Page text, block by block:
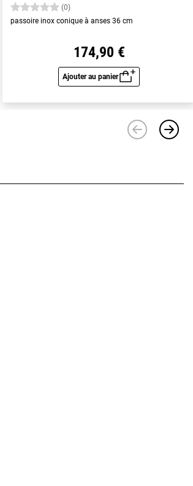
(0)
passoire inox conique à anses 36 cm
174,90 €
Ajouter au panier
Aperçu rapide